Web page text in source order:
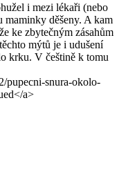
i mezi lékaři (nebo
maminky děšeny. A kam
ke zbytečným zásahům
mýtů je i udušení
krku. V češtině k tomu
pupecni-snura-okolo-
a>